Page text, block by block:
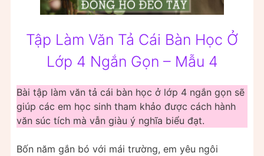
Tập Làm Văn Tả Cái Bàn Học Ở
Lớp 4 Ngắn Gọn – Mẫu 4
Bài tập làm văn tả cái bàn học ở lớp 4 ngắn gọn sẽ
giúp các em học sinh tham khảo được cách hành
văn súc tích mà vẫn giàu ý nghĩa biểu đạt.
Bốn năm gắn bó với mái trường, em yêu ngôi